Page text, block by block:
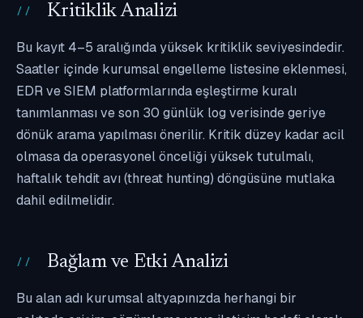
Kritiklik Analizi
Bu kayıt 4–5 aralığında yüksek kritiklik seviyesindedir.
Saatler içinde kurumsal engelleme listesine eklenmesi,
EDR ve SIEM platformlarında eşleştirme kuralı
tanımlanması ve son 30 günlük log verisinde geriye
dönük arama yapılması önerilir. Kritik düzey kadar acil
olmasa da operasyonel önceliği yüksek tutulmalı,
haftalık tehdit avı (threat hunting) döngüsüne mutlaka
dahil edilmelidir.
Bağlam ve Etki Analizi
Bu alan adı kurumsal altyapınızda herhangi bir